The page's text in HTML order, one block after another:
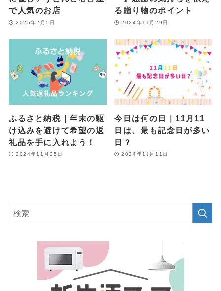
で人気のお店
2025年2月5日
る贈り物のポイント
2024年11月29日
ふるさと納税｜年末の駆
け込みを避けて希望の返
礼品を手に入れよう！
2024年11月25日
今日は何の日｜11月11
日は、最も記念日が多い
日？
2024年11月11日